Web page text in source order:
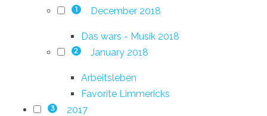
1 December 2018
Das wars - Musik 2018
2 January 2018
Arbeitsleben
Favorite Limmericks
3 2017